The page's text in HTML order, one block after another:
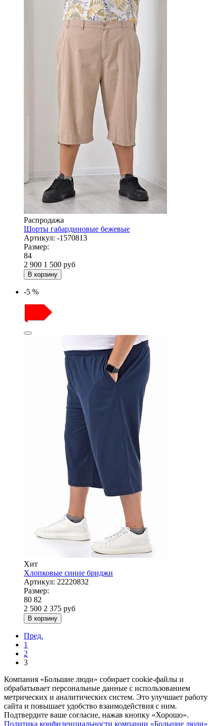
Распродажа
Шорты габардиновые бежевые
Артикул: -1570813
Размер:
84
2 900 1 500 руб
В корзину
-5 %
Хит
Хлопковые синие бриджи
Артикул: 22220832
Размер:
80 82
2 500 2 375 руб
В корзину
Пред.
1
2
3
Компания «Большие люди» собирает cookie-файлы и
обрабатывает персональные данные с использованием
метрических и аналитических систем. Это улучшает работу
сайта и повышает удобство взаимодействия с ним.
Подтвердите ваше согласие, нажав кнопку «Хорошо».
Политика конфиденциальности компании «Большие люди»